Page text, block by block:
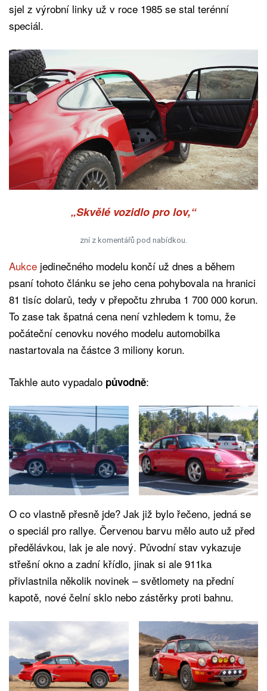
sjel z výrobní linky už v roce 1985 se stal terénní
speciál.
„Skvělé vozidlo pro lov,“
zní z komentářů pod nabídkou.
Aukce jedinečného modelu končí už dnes a během
psaní tohoto článku se jeho cena pohybovala na hranici
81 tisíc dolarů, tedy v přepočtu zhruba 1 700 000 korun.
To zase tak špatná cena není vzhledem k tomu, že
počáteční cenovku nového modelu automobilka
nastartovala na částce 3 miliony korun.
Takhle auto vypadalo původně:
O co vlastně přesně jde? Jak již bylo řečeno, jedná se
o speciál pro rallye. Červenou barvu mělo auto už před
předělávkou, lak je ale nový. Původní stav vykazuje
střešní okno a zadní křídlo, jinak si ale 911ka
přivlastnila několik novinek – světlomety na přední
kapotě, nové čelní sklo nebo zástěrky proti bahnu.